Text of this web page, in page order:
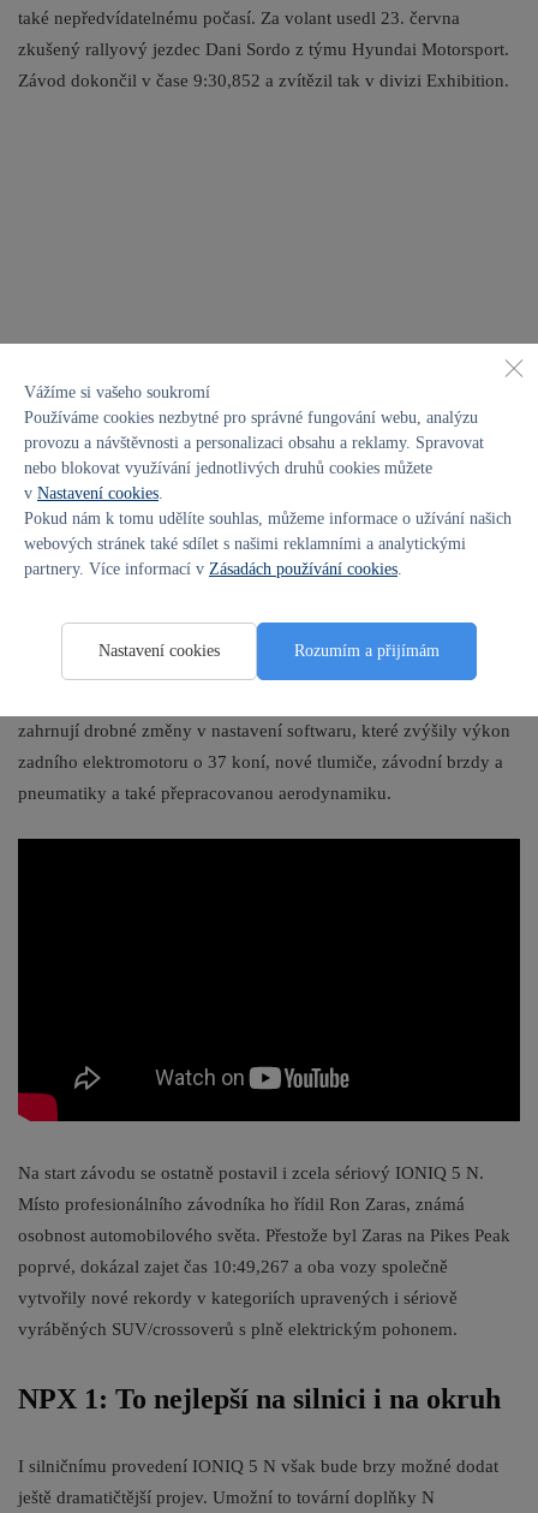
také nepředvídatelnému počasí. Za volant usedl 23. června
zkušený rallyový jezdec Dani Sordo z týmu Hyundai Motorsport.
Závod dokončil v čase 9:30,852 a zvítězil tak v divizi Exhibition.
zahrnují drobné změny v nastavení softwaru, které zvýšily výkon
zadního elektromotoru o 37 koní, nové tlumiče, závodní brzdy a
pneumatiky a také přepracovanou aerodynamiku.
Na start závodu se ostatně postavil i zcela sériový IONIQ 5 N.
Místo profesionálního závodníka ho řídil Ron Zaras, známá
osobnost automobilového světa. Přestože byl Zaras na Pikes Peak
poprvé, dokázal zajet čas 10:49,267 a oba vozy společně
vytvořily nové rekordy v kategoriích upravených i sériově
vyráběných SUV/crossoverů s plně elektrickým pohonem.
NPX 1: To nejlepší na silnici i na okruh
I silničnímu provedení IONIQ 5 N však bude brzy možné dodat
ještě dramatičtější projev. Umožní to tovární doplňky N
Vážíme si vašeho soukromí
Používáme cookies nezbytné pro správné fungování webu, analýzu
provozu a návštěvnosti a personalizaci obsahu a reklamy. Spravovat
nebo blokovat využívání jednotlivých druhů cookies můžete
v Nastavení cookies
Pokud nám k tomu udělíte souhlas, můžeme informace o užívání našich
webových stránek také sdílet s našimi reklamními a analytickými
partnery. Více informací v Zásadách používání cookies
Nastavení cookies Rozumím a přijímám